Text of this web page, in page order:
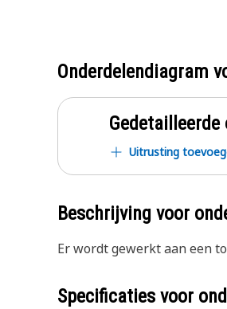
Onderdelendiagram
Uitrusting
Beschrijving voor
Er wordt gewerkt aan een
Specificaties voor